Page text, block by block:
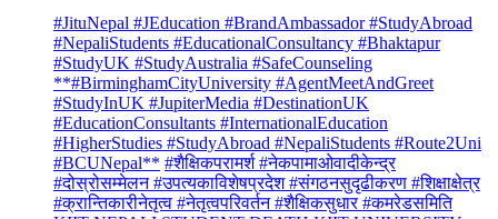
#JituNepal #JEducation #BrandAmbassador #StudyAbroad
#NepaliStudents #EducationalConsultancy #Bhaktapur
#StudyUK #StudyAustralia #SafeCounseling
**#BirminghamCityUniversity #AgentMeetAndGreet
#StudyInUK #JupiterMedia #DestinationUK
#EducationConsultants #InternationalEducation
#HigherStudies #StudyAbroad #NepaliStudents #Route2Uni
#BCUNepal** #शैक्षिकपरामर्श #नेकपामाओवादीकेन्द्र
#दोस्रोसम्मेलन #उपत्यकाविशेषप्रदेश #संगठनसुदृढीकरण #शिक्षाक्षेत्र
#क्रान्तिकारीनेतृत्व #नेतृत्वपरिवर्तन #शैक्षिकसुधार #कमरेडसमिति